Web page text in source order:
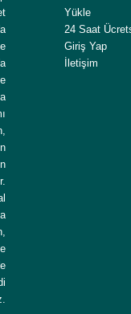
Yükle
24 Saat
Giriş Yap
İletişim